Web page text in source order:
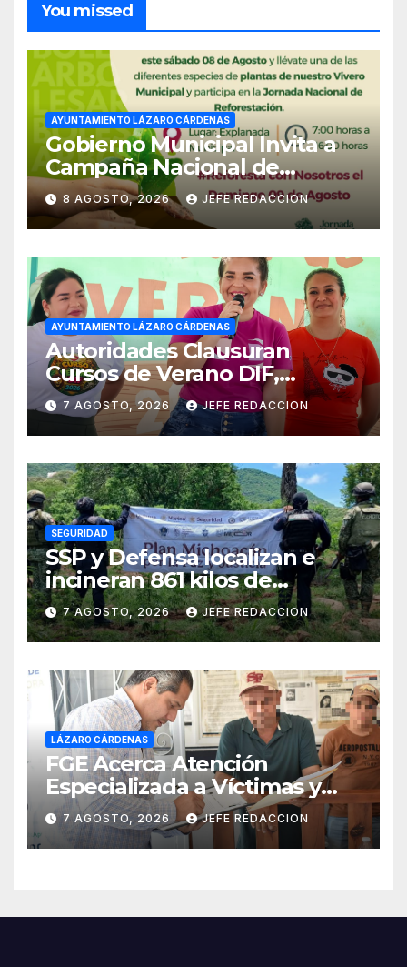
You missed
AYUNTAMIENTO LÁZARO CÁRDENAS
Gobierno Municipal Invita a
Campaña Nacional de
Reforestación
8 AGOSTO, 2026 JEFE REDACCION
AYUNTAMIENTO LÁZARO CÁRDENAS
Autoridades Clausuran
Cursos de Verano DIF,
Seguridad Pública y Casa de
Cultura 2026
7 AGOSTO, 2026 JEFE REDACCION
SEGURIDAD
SSP y Defensa localizan e
incineran 861 kilos de
marihuana en Huetamo
7 AGOSTO, 2026 JEFE REDACCION
LÁZARO CÁRDENAS
FGE Acerca Atención
Especializada a Víctimas y
Ciudadanía de Coalcomán
7 AGOSTO, 2026 JEFE REDACCION